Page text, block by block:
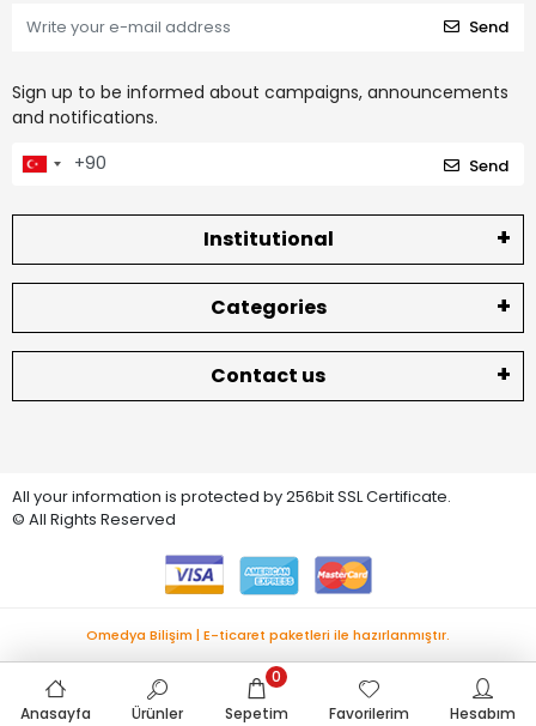
Send
Sign up to be informed about campaigns, announcements
and notifications.
Send
Institutional
Categories
Contact us
All your information is protected by 256bit SSL Certificate.
© All Rights Reserved
Anasayfa Ürünler Sepetim
0
Favorilerim
Hesabım
Omedya Bilişim | E-ticaret paketleri ile hazırlanmıştır.